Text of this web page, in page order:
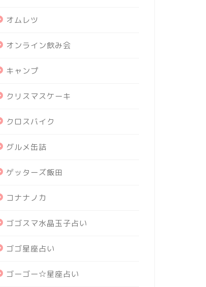
オムレツ
オンライン飲み会
キャンプ
クリスマスケーキ
クロスバイク
グルメ缶詰
ゲッターズ飯田
コナナノカ
ゴゴスマ水晶玉子占い
ゴゴ星座占い
ゴーゴー☆星座占い